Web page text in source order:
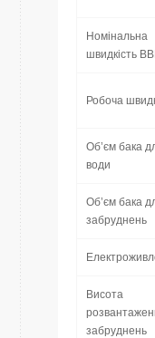
Номінальна
швидкість
Робоча
Об’єм бака
води
Об’єм бака
забруднень
Висота
забруднень